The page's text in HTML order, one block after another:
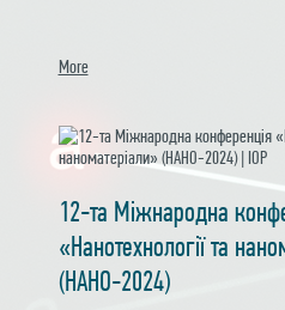
More
12-та Міжнародна
«Нанотехнології та
(НАНО-2024)